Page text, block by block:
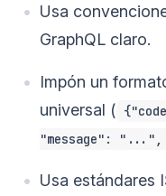
Usa
GraphQL claro.
Impón un
universal (
"message":
Usa estándares